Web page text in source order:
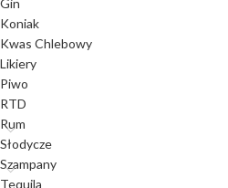
Gin
Koniak
Kwas Chlebowy
Likiery
Piwo
RTD
Rum
Słodycze
Szampany
Tequila